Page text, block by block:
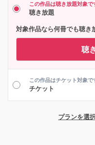
この作品は聴き放題対象で
聴き放題
対象作品なら何冊でも聴き
聴
この作品はチケット対象で
チケット
プランを選